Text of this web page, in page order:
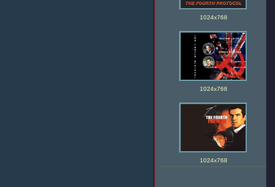
1024х768
1024х768
1024х768